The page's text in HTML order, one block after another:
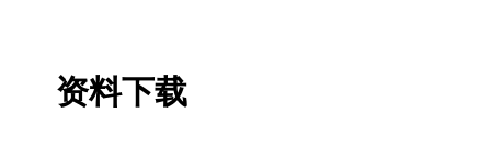
资料下载